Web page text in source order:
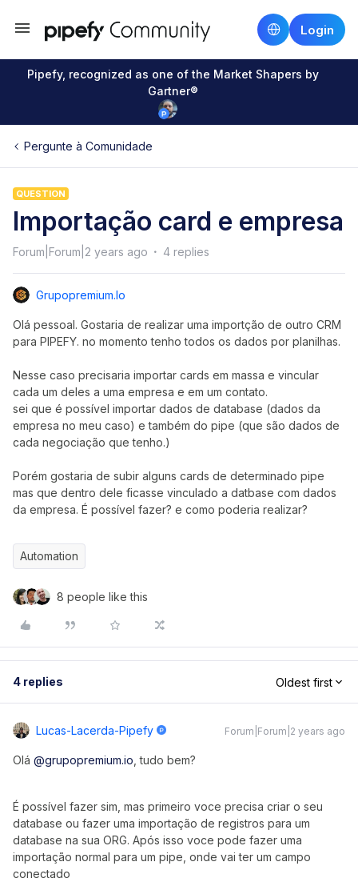
Login
Pipefy, recognized as one of the Market Shapers by
Gartner®
Pergunte à Comunidade
QUESTION
Importação card e empresa
Forum|Forum|2 years ago 4 replies
Grupopremium.io
Olá pessoal. Gostaria de realizar uma importção de outro CRM
para PIPEFY. no momento tenho todos os dados por planilhas.
Nesse caso precisaria importar cards em massa e vincular
cada um deles a uma empresa e em um contato.
sei que é possível importar dados de database (dados da
empresa no meu caso) e também do pipe (que são dados de
cada negociação que tenho.)
Porém gostaria de subir alguns cards de determinado pipe
mas que dentro dele ficasse vinculado a datbase com dados
da empresa. É possível fazer? e como poderia realizar?
Automation
8 people like this
4 replies Oldest first
Lucas-Lacerda-Pipefy Forum|Forum|2 years ago
Olá @grupopremium.io , tudo bem?
É possível fazer sim, mas primeiro voce precisa criar o seu
database ou fazer uma importação de registros para um
database na sua ORG. Após isso voce pode fazer uma
importação normal para um pipe, onde vai ter um campo
conectado